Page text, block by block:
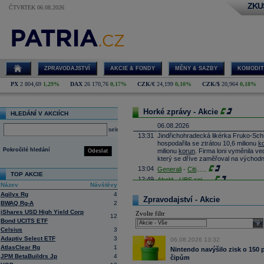
ČTVRTEK 06.08.2026
ZPRAVODAJSTVÍ AKCIE & FONDY MĚNY & SAZBY
PX 2 804,69 1,29% DAX 26 170,76 0,17% CZK/€ 24,199 0,10% CZK/$ 20,964 0,18%
HLEDÁNÍ V AKCIÍCH
select
Odeslat
Pokročilé hledání
TOP AKCIE
Název
Návštěvy
Agilyx Rg
4
BWAQ Rg-A
2
iShares USD High Yield Corp
Bond UCITS ETF
12
Celsius
3
Adaptiv Select ETF
3
AtlasClear Rg
1
JPM BetaBuildrs Jp
4
Horké zprávy - Akcie
06.08.2026
13:31
Jindřichohradecká likérka Fruko-
hospodařila se ztrátou 10,6 milionu
milionu korun . Firma loni vyměnila
který se dříve zaměřoval na
13:04 Generali - Citi
12:49 Ahold -UBSsni......
12:10 Operátor T-Mobile zvýšil v prvním
miliardykorun. Tržby vzrostly o 3,6
meziročně vzrostl o 0,7 procenta na
11:54 Leonardo -JP M......
11:33 Infineon Technologies - TD Cowen
11:02 DHL -JP Morgan......
Beiersdorf-
Zpravodajství - Akcie
Zvolte filtr
06.08.2026 13:32
Nintendo navýšilo zisk o 150
čipům